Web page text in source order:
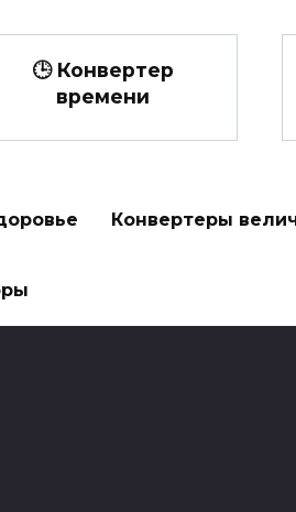
🕒 Конвертер
времени
Конвертеры